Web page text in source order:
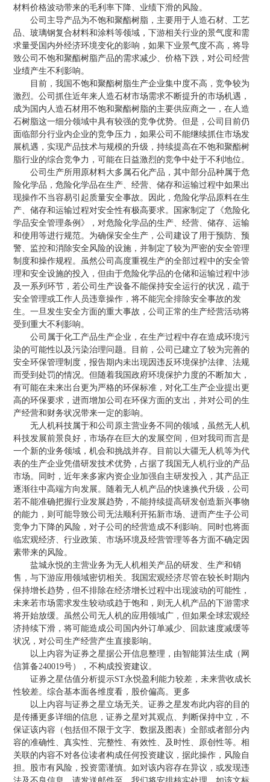
材料价格波动带来的毛利率下降、业绩下滑的风险。
公司主导产品为不饱和聚酯树脂，主要用于人造石材、工艺
品、玻璃钢复合材料和涂料等领域，下游相关行业的景气度和需
求量受国内外经济环境变化的影响，如果下业景气度不高，将导
致公司不饱和聚酯树脂产品的需求减少、价格下跌，对公司经营
业绩产生不利影响。
目前，我国不饱和聚酯树脂生产企业集中度不高，竞争较为
激烈。公司抓住近年来人造石材市场需求不断提升的市场机遇，
成为国内人造石材用不饱和聚酯树脂的主要供应商之一，在人造
石树脂这一细分领域中具有较强的竞争优势。但是，公司目前仍
面临部分行业内企业的竞争压力，如果公司不能继续抓住市场发
展机遇，实现产品技术与规模的升级，持续提高在不饱和聚酯树
脂行业的综合竞争力，可能在日益激烈的竞争中处于不利地位。
公司生产所用原材料大多属石化产品，其中部分品种属于危
险化学品，危险化学品在生产、经营、储存和运输过程中如果出
现操作不当容易引起质量安全事故。因此，危险化学品原料在生
产、储存和运输过程对安全性有极高要求。国家制定了《危险化
学品安全管理条例》，对危险化学品的生产、经营、储存、运输
和使用等进行规范。为确保安全生产，公司建设了用于预防、预
警、监控和消除安全风险的设施，并制定了较为严密的安全管理
制度和操作规程。虽然公司高度重视生产的全部过程中的安全管
理和安全设施的投入，但由于危险化学品的仓储和运输过程中涉
及一系列环节，若公司生产设备不能保持安全运行的状况，疏于
安全管理或工作人员违章操作，将不能完全排除安全事故的发
生。一旦发生安全方面的重大事故，公司正常的生产经营活动将
受到重大不利影响。
公司属于化工产品生产企业，在生产过程中存在造成环境污
染的可能性以及污染治理问题。目前，公司已建立了较为完善的
安全环保管理制度，报告期内未出现因违反环境保护法律、法规
而受到处罚的情况。但随着我国政府环境保护力度的不断加大，
有可能在未来出台更为严格的环保标准，对化工生产企业提出更
高的环保要求，进而增加公司在环保方面的支出，并对公司的生
产经营和财务状况带来一定的影响。
无人机科技属于和公司原主营业务不同的领域，虽然无人机
科技发展前景良好，市场存在巨大的发展空间，但对我司而言是
一个新的业务领域，机会和挑战并存。目前以大疆无人机等为代
表的生产企业凭借研发技术优势，占据了我国无人机行业的产品
市场。同时，近年来多家内资企业加强自主研发投入，其产品正
逐渐往中高端方向发展。随着无人机产品的快速换代升级，公司
若不能准确把握行业发展趋势，不能持续提高研发创造新兴事物
的能力，则可能导致公司无法顺利开拓新市场、进而产生子公司
竞争力下降的风险，对子公司的经营造成不利影响。同时也将面
临宏观经济、行业政策、市场环境及经营管理等各方面不确定因
素带来的风险。
盐城永悦的主营业务为无人机相关产品的研发、生产和销
售，与下游应用领域密切相关。我国宏观经济尽管在较长时期内
保持增长趋势，但不排除在经济增长过程中出现波动的可能性，
未来若市场需求发生较动或趋于饱和，则无人机产品的下游需求
将开始放缓。虽然公司无人机的应用领域广，但如果全球宏观经
济持续下滑，将可能造成公司国内外订单减少、回款速度减缓等
状况，对公司生产经营产生直接影响。
以上内容为证券之星据公开信息整理，由智能算法生成（网
信算备240019号），不构成投资建议。
证券之星估值分析提示ST永悦盈利能力较差，未来营收成长
性较差。综合基本面各维度看，股价偏高。更多
以上内容与证券之星立场无关。证券之星发布此内容的目的
是传播更多详细的信息，证券之星对其观点、判断保持中立，不
保证该内容（包括但不限于文字、数据及图表）全部或者部分内
容的准确性、真实性、完整性、有效性、及时性、原创性等。相
关联的内容不对各位读者构成任何投资建议，据此操作，风险自
担。股市有风险，投资需谨慎。如对该内容存在异议，或发现违